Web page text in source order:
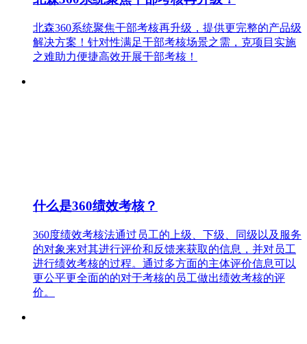
北森360系统聚焦干部考核再升级，提供更完整的产品级
解决方案！针对性满足干部考核场景之需，克项目实施
之难助力便捷高效开展干部考核！
什么是360绩效考核？
360度绩效考核法通过员工的上级、下级、同级以及服务
的对象来对其进行评价和反馈来获取的信息，并对员工
进行绩效考核的过程。通过多方面的主体评价信息可以
更公平更全面的的对于考核的员工做出绩效考核的评
价。